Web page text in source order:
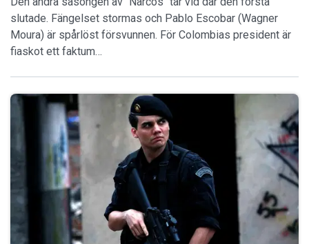
slutade. Fängelset stormas och Pablo Escobar (Wagner
Moura) är spårlöst försvunnen. För Colombias president är
fiaskot ett faktum…